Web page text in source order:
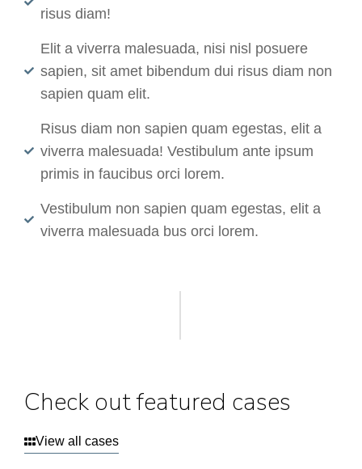
risus diam!
Elit a viverra malesuada, nisi nisl posuere
sapien, sit amet bibendum dui risus diam non
sapien quam elit.
Risus diam non sapien quam egestas, elit a
viverra malesuada! Vestibulum ante ipsum
primis in faucibus orci lorem.
Vestibulum non sapien quam egestas, elit a
viverra malesuada bus orci lorem.
Check out featured cases
View all cases